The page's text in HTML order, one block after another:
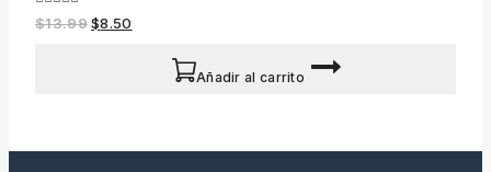
0
out
$13.99 $8.50
Añadir al carrito